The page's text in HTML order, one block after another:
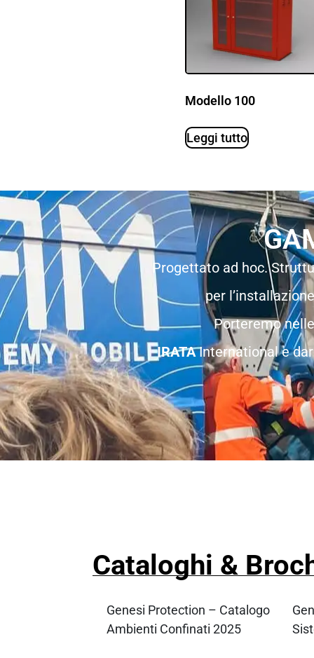
Modello 100
Leggi tutto
Progettato ad hoc.
per
Porteremo
IRATAInternational e
Cataloghi &
Genesi Protection – Catalogo
Ambienti Confinati 2025